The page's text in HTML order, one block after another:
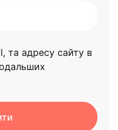
та адресу сайту в